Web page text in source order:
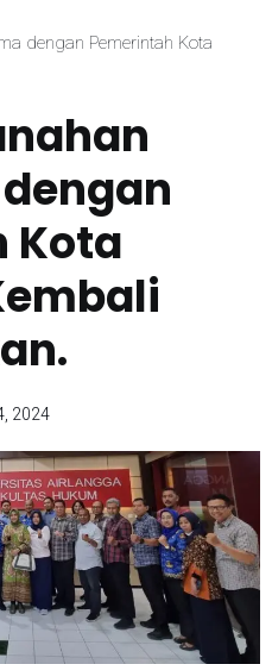
dengan Pemerintah Kota
Kota
2024